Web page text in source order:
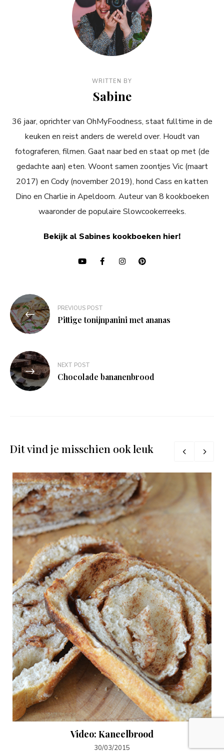
WRITTEN BY
Sabine
36 jaar, oprichter van OhMyFoodness, staat fulltime in de
keuken en reist anders de wereld over. Houdt van
fotograferen, filmen. Gaat naar bed en staat op met (de
gedachte aan) eten. Woont samen zoontjes Vic (maart
2017) en Cody (november 2019), hond Cass en katten
Dino en Charlie in Apeldoorn. Auteur van 8 kookboeken
waaronder de populaire Slowcookerreeks.
Bekijk al Sabines kookboeken hier!
Bericht
navigatie
PREVIOUS POST
Pittige tonijnpanini met ananas
NEXT POST
Chocolade bananenbrood
Dit vind je misschien ook leuk
Video: Kaneelbrood
30/03/2015